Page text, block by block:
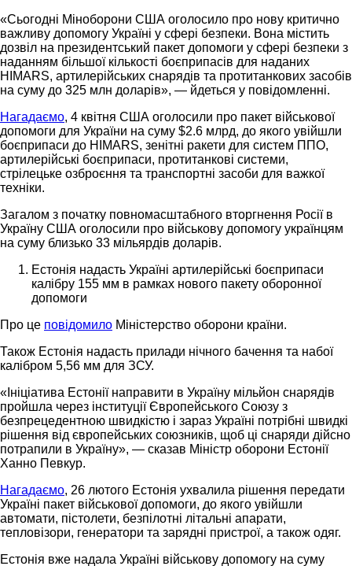
«Сьогодні Міноборони США оголосило про нову критично
важливу допомогу Україні у сфері безпеки. Вона містить
дозвіл на президентський пакет допомоги у сфері безпеки з
наданням більшої кількості боєприпасів для наданих
HIMARS, артилерійських снарядів та протитанкових засобів
на суму до 325 млн доларів», — йдеться у повідомленні.
Нагадаємо, 4 квітня США оголосили про пакет військової
допомоги для України на суму $2.6 млрд, до якого увійшли
боєприпаси до HIMARS, зенітні ракети для систем ППО,
артилерійські боєприпаси, протитанкові системи,
стрілецьке озброєння та транспортні засоби для важкої
техніки.
Загалом з початку повномасштабного вторгнення Росії в
Україну США оголосили про військову допомогу українцям
на суму близько 33 мільярдів доларів.
Естонія надасть Україні артилерійські боєприпаси
калібру 155 мм в рамках нового пакету оборонної
допомоги
Про це повідомило Міністерство оборони країни.
Також Естонія надасть прилади нічного бачення та набої
калібром 5,56 мм для ЗСУ.
«Ініціатива Естонії направити в Україну мільйон снарядів
пройшла через інституції Європейського Союзу з
безпрецедентною швидкістю і зараз Україні потрібні швидкі
рішення від європейських союзників, щоб ці снаряди дійсно
потрапили в Україну», — сказав Міністр оборони Естонії
Ханно Певкур.
Нагадаємо, 26 лютого Естонія ухвалила рішення передати
Україні пакет військової допомоги, до якого увійшли
автомати, пістолети, безпілотні літальні апарати,
тепловізори, генератори та зарядні пристрої, а також одяг.
Естонія вже надала Україні військову допомогу на суму